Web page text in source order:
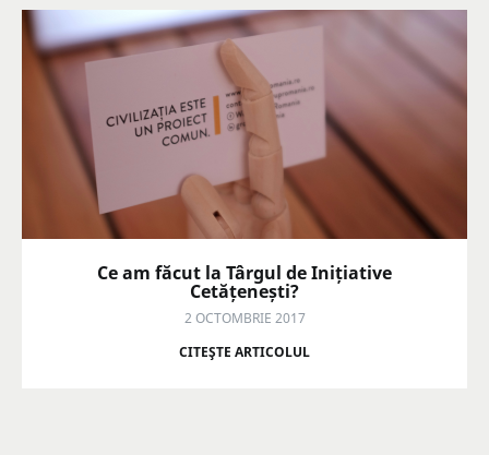
Ce am făcut la Târgul de Inițiative
Cetățenești?
2 OCTOMBRIE 2017
CITEŞTE ARTICOLUL